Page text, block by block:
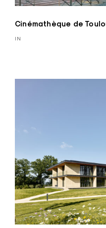
Cinémathèque de
IN